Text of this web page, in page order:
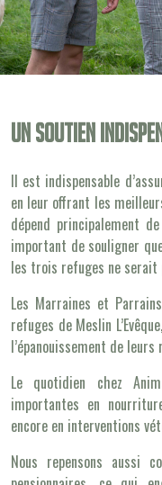
Un soutien
Il est indispensable
en leur offrant les
dépend principalement
important de souligner
les trois refuges ne serait
Les Marraines et
refuges de Meslin
l’épanouissement de
Le quotidien chez
importantes en
encore en interventions
Nous repensons aussi